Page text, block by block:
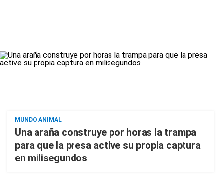
MUNDO ANIMAL
Una araña construye por horas la trampa
para que la presa active su propia captura
en milisegundos